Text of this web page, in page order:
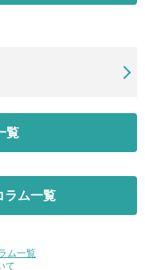
覧
ラム一覧
ム一覧
て